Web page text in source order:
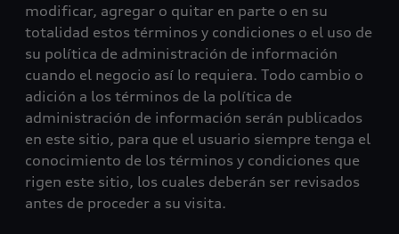
modificar, agregar o quitar en parte o en su
totalidad estos términos y condiciones o el uso de
su política de administración de información
cuando el negocio así lo requiera. Todo cambio o
adición a los términos de la política de
administración de información serán publicados
en este sitio, para que el usuario siempre tenga el
conocimiento de los términos y condiciones que
rigen este sitio, los cuales deberán ser revisados
antes de proceder a su visita.